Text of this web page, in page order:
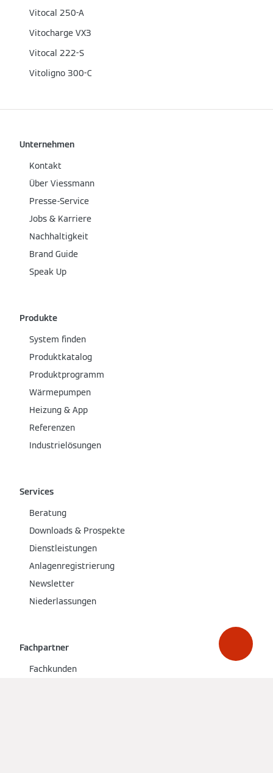
Vitocal 250-A
Vitocharge VX3
Vitocal 222-S
Vitoligno 300-C
Unternehmen
Kontakt
Über Viessmann
Presse-Service
Jobs & Karriere
Nachhaltigkeit
Brand Guide
Speak Up
Produkte
System finden
Produktkatalog
Produktprogramm
Wärmepumpen
Heizung & App
Referenzen
Industrielösungen
Services
Beratung
Downloads & Prospekte
Dienstleistungen
Anlagenregistrierung
Newsletter
Niederlassungen
Fachpartner
Fachkunden